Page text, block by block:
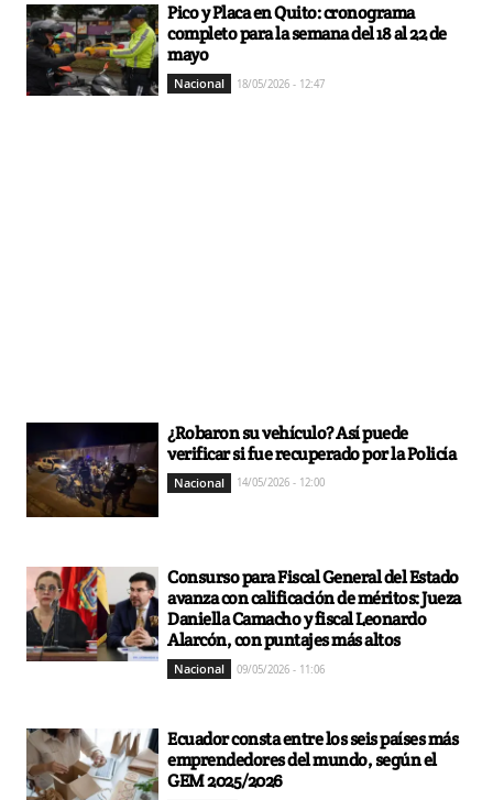
Pico y Placa en Quito: cronograma
completo para la semana del 18 al 22 de
mayo
Nacional 18/05/2026 - 12:47
¿Robaron su vehículo? Así puede
verificar si fue recuperado por la Policía
Nacional 14/05/2026 - 12:00
Consurso para Fiscal General del Estado
avanza con calificación de méritos: Jueza
Daniella Camacho y fiscal Leonardo
Alarcón, con puntajes más altos
Nacional 09/05/2026 - 11:06
Ecuador consta entre los seis países más
emprendedores del mundo, según el
GEM 2025/2026